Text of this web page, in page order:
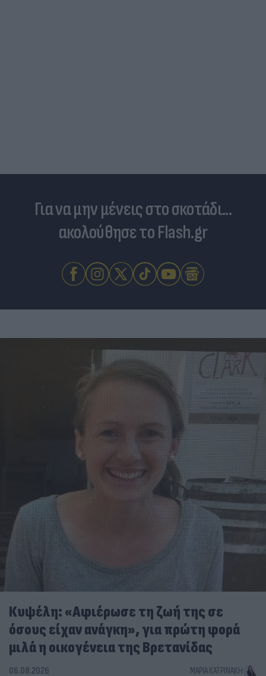
Για να μην μένεις στο σκοτάδι...
ακολούθησε το Flash.gr
Κυψέλη: «Αφιέρωσε τη ζωή της σε
όσους είχαν ανάγκη», για πρώτη φορά
μιλά η οικογένεια της Βρετανίδας
06.08.2026 ΜΑΡΊΑ ΚΑΤΡΙΝΆΚΗ